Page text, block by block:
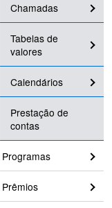
Chamadas
Tabelas de
valores
Calendários
Prestação de
contas
Programas
Prêmios